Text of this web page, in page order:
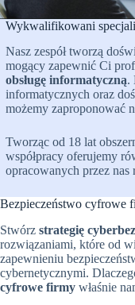
Wykwalifikowani
Nasz zespół tworzą
mogący zapewnić Ci
obsługę informatyczną.
informatycznych oraz
możemy zaproponować
Tworząc od 18 lat
współpracy oferujemy
opracowanych przez
Bezpieczeństwo cyfrowe
Stwórz strategię
rozwiązaniami, które od
zapewnieniu
cybernetycznymi.
cyfrowe firmy właśnie